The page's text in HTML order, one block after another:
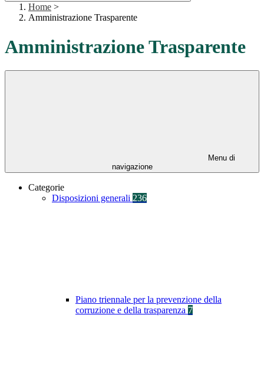
Home >
Amministrazione Trasparente
Amministrazione Trasparente
Menu di
navigazione
Categorie
Disposizioni generali 236
Piano triennale per la prevenzione della
corruzione e della trasparenza 7